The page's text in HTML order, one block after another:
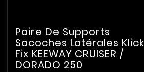
Paire De Supports
Sacoches Latérales Klick
Fix KEEWAY CRUISER /
DORADO 250